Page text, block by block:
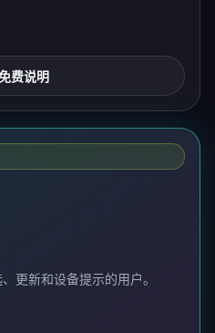
费说明
更新和设备提示的用户。